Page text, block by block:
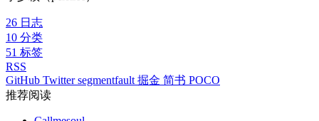
26 日志
10 分类
51 标签
RSS
GitHub Twittersegmentfault 掘金 简书 POCO
推荐阅读